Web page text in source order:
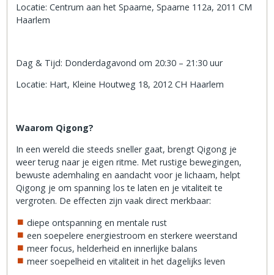
Locatie: Centrum aan het Spaarne, Spaarne 112a, 2011 CM
Haarlem
Dag & Tijd: Donderdagavond om 20:30 – 21:30 uur
Locatie: Hart, Kleine Houtweg 18, 2012 CH Haarlem
Waarom Qigong?
In een wereld die steeds sneller gaat, brengt Qigong je
weer terug naar je eigen ritme. Met rustige bewegingen,
bewuste ademhaling en aandacht voor je lichaam, helpt
Qigong je om spanning los te laten en je vitaliteit te
vergroten. De effecten zijn vaak direct merkbaar:
diepe ontspanning en mentale rust
een soepelere energiestroom en sterkere weerstand
meer focus, helderheid en innerlijke balans
meer soepelheid en vitaliteit in het dagelijks leven